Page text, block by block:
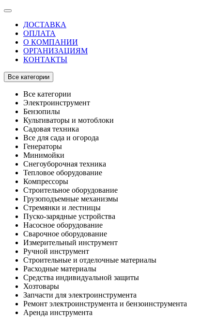
ДОСТАВКА
ОПЛАТА
О КОМПАНИИ
ОРГАНИЗАЦИЯМ
КОНТАКТЫ
Все категории
Все категории
Электроинструмент
Бензопилы
Культиваторы и мотоблоки
Садовая техника
Все для сада и огорода
Генераторы
Минимойки
Снегоуборочная техника
Тепловое оборудование
Компрессоры
Строительное оборудование
Грузоподъемные механизмы
Стремянки и лестницы
Пуско-зарядные устройства
Насосное оборудование
Сварочное оборудование
Измерительный инструмент
Ручной инструмент
Строительные и отделочные материалы
Расходные материалы
Средства индивидуальной защиты
Хозтовары
Запчасти для электроинструмента
Ремонт электроинструмента и бензоинструмента
Аренда инструмента